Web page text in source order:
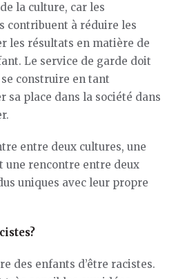
la culture, car les
contribuent à réduire les
les résultats en matière de
Le service de garde doit
construire en tant
sa place dans la société dans
entre deux cultures, une
une rencontre entre deux
uniques avec leur propre
des enfants d’être racistes.